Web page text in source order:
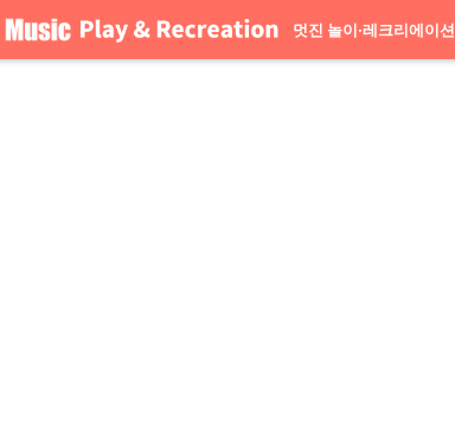
멋진 놀이·레크리에이션